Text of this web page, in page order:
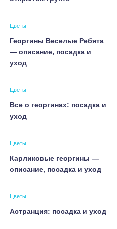
Цветы
Георгины Веселые Ребята
— описание, посадка и
уход
Цветы
Все о георгинах: посадка и
уход
Цветы
Карликовые георгины —
описание, посадка и уход
Цветы
Астранция: посадка и уход